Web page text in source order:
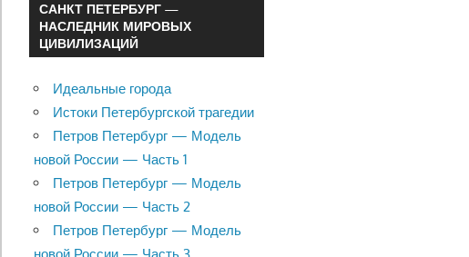
САНКТ ПЕТЕРБУРГ —
НАСЛЕДНИК МИРОВЫХ
ЦИВИЛИЗАЦИЙ
Идеальные города
Истоки Петербургской трагедии
Петров Петербург — Модель
новой России — Часть 1
Петров Петербург — Модель
новой России — Часть 2
Петров Петербург — Модель